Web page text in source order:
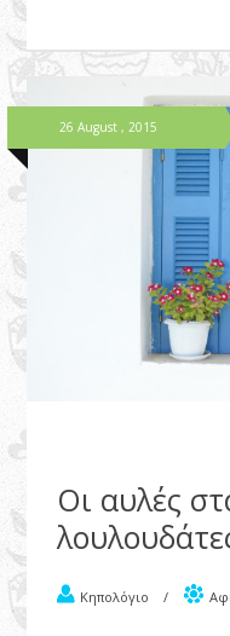
26 August , 2015
Οι αυλές
Κηπολόγιο /